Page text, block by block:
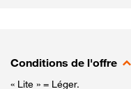
Conditions de l'offre
« Lite » = Léger.